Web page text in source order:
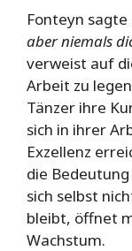
Fonteyn sagte
aber niemals
verweist auf
Arbeit zu
Tänzer ihre
sich in ihrer
Exzellenz
die
sich selbst
bleibt, öffnet
Wachstum.